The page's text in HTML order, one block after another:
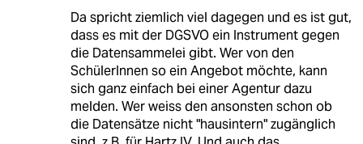
Da spricht ziemlich viel dagegen und es ist gut,
dass es mit der DGSVO ein Instrument gegen
die Datensammelei gibt. Wer von den
SchülerInnen so ein Angebot möchte, kann
sich ganz einfach bei einer Agentur dazu
melden. Wer weiss den ansonsten schon ob
die Datensätze nicht "hausintern" zugänglich